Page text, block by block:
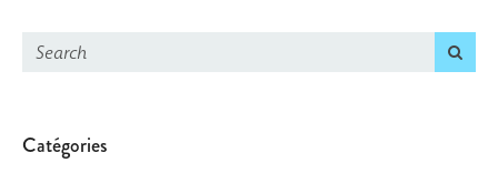
Catégories